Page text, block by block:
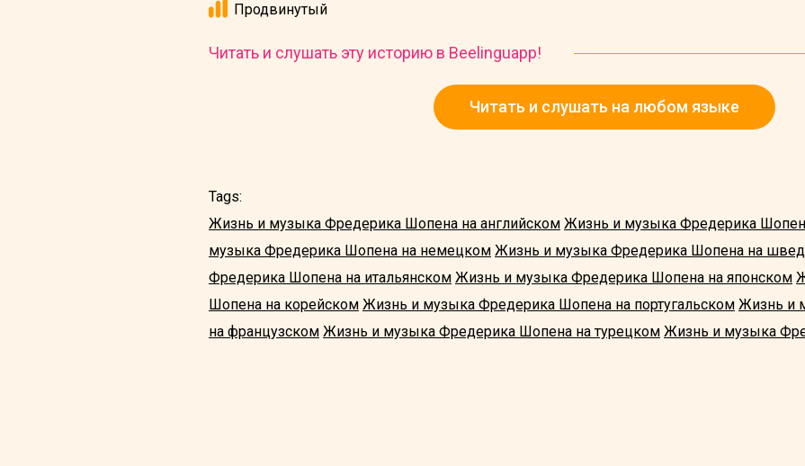
Продвинутый
Читать и слушать эту историю в Beelinguapp!
Читать и слушать на любом языке
Tags:
Жизнь и музыка Фредерика Шопена на английском Жизнь и музыка Фредерика
музыка Фредерика Шопена на немецком Жизнь и музыка Фредерика Шопена на
Фредерика Шопена на итальянском Жизнь и музыка Фредерика Шопена на японском
Шопена на корейском Жизнь и музыка Фредерика Шопена на португальском Жизнь и
на французском Жизнь и музыка Фредерика Шопена на турецком Жизнь и музыка